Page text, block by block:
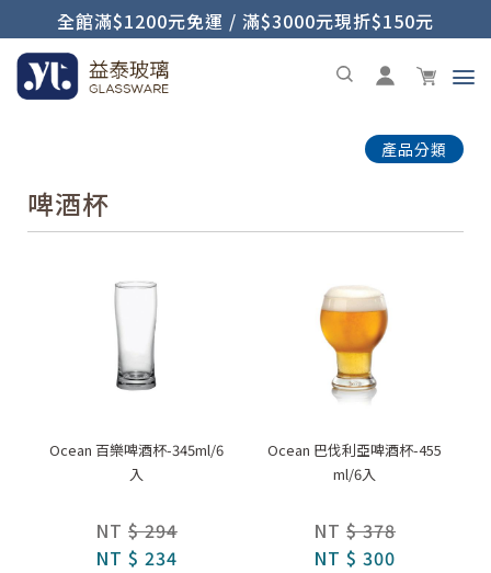
全館滿$1200元免運 / 滿$3000元現折$150元
產品分類
啤酒杯
Ocean 百樂啤酒杯-345ml/6
入
NT $ 294
NT $ 234
Ocean 巴伐利亞啤酒杯-455
ml/6入
NT $ 378
NT $ 300